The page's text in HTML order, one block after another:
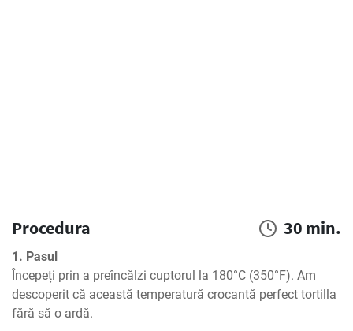
Procedura 30 min.
1. Pasul
Începeți prin a preîncălzi cuptorul la 180°C (350°F). Am
descoperit că această temperatură crocantă perfect tortilla
fără să o ardă.